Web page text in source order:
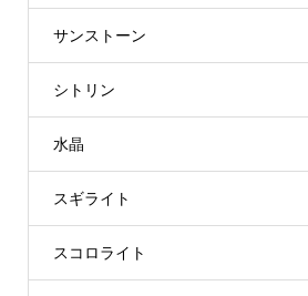
サンストーン
シトリン
水晶
スギライト
スコロライト